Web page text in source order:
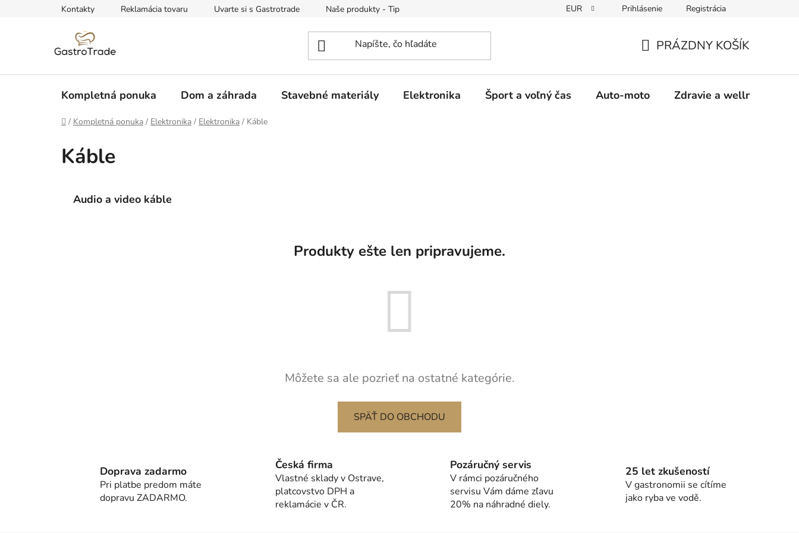
Kontakty Reklamácia tovaru Uvarte si s Gastrotrade Naše produkty - Tipy a triky Moja objednávka
EUR Prihlásenie Registrácia
KOŠÍK
PRÁZDNY KOŠÍK
Kompletná ponuka Dom a záhrada Stavebné materiály Elektronika Šport a voľný čas Auto-moto Zdravie a wellness
Domov
/ Kompletná ponuka / Elektronika / Elektronika / Káble
Káble
Audio a video káble
Produkty ešte len pripravujeme.
Môžete sa ale pozrieť na ostatné kategórie.
SPÄŤ DO OBCHODU
Doprava zadarmo
Pri platbe predom máte
dopravu ZADARMO.
Česká firma
Vlastné sklady v Ostrave,
platcovstvo DPH a
reklamácie v ČR.
Pozáručný servis
V rámci pozáručného
servisu Vám dáme zľavu
20% na náhradné diely.
25 let zkušeností
V gastronomii se cítíme
jako ryba ve vodě.